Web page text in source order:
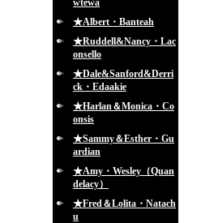
wtewa
★Albert・Banteah
★Ruddell&Nancy・Lac
onsello
★Dale&Sanford&Derri
ck・Edaakie
★Harlan＆Monica・Co
onsis
★Sammy＆Esther・Gu
ardian
★Amy・Wesley（Quan
delacy）
★Fred＆Lolita・Natach
u